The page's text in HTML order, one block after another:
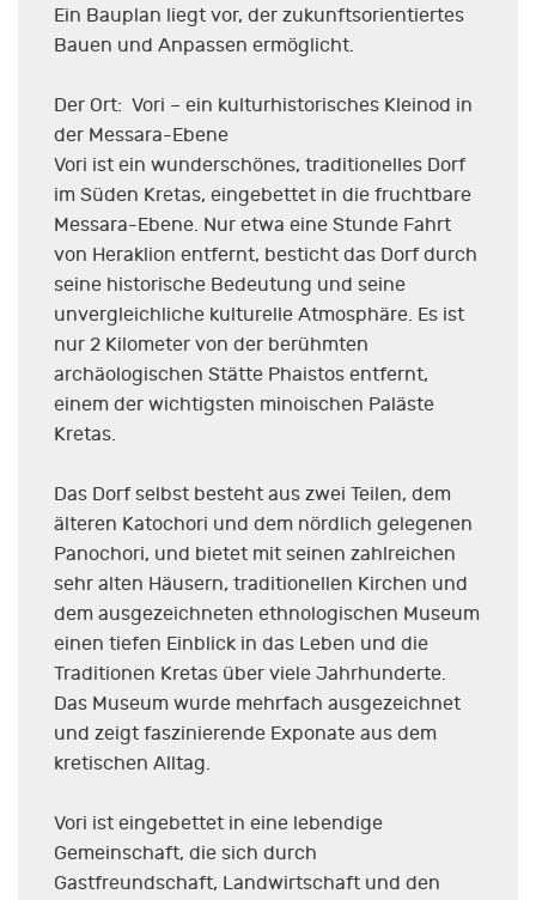
Ein Bauplan liegt vor, der zukunftsorientiertes
Bauen und Anpassen ermöglicht.
Der Ort: Vori – ein kulturhistorisches Kleinod in
der Messara-Ebene
Vori ist ein wunderschönes, traditionelles Dorf
im Süden Kretas, eingebettet in die fruchtbare
Messara-Ebene. Nur etwa eine Stunde Fahrt
von Heraklion entfernt, besticht das Dorf durch
seine historische Bedeutung und seine
unvergleichliche kulturelle Atmosphäre. Es ist
nur 2 Kilometer von der berühmten
archäologischen Stätte Phaistos entfernt,
einem der wichtigsten minoischen Paläste
Kretas.
Das Dorf selbst besteht aus zwei Teilen, dem
älteren Katochori und dem nördlich gelegenen
Panochori, und bietet mit seinen zahlreichen
sehr alten Häusern, traditionellen Kirchen und
dem ausgezeichneten ethnologischen Museum
einen tiefen Einblick in das Leben und die
Traditionen Kretas über viele Jahrhunderte.
Das Museum wurde mehrfach ausgezeichnet
und zeigt faszinierende Exponate aus dem
kretischen Alltag.
Vori ist eingebettet in eine lebendige
Gemeinschaft, die sich durch
Gastfreundschaft, Landwirtschaft und den